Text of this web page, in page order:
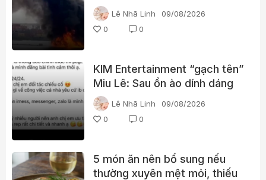
phụ nữ tử vong
Lê Nhã Linh
09/08/2026
0
0
KIM Entertainment “gạch tên”
Miu Lê: Sau ồn ào dính dáng
ma túy, vị trí của nữ ca sĩ
thay đổi thế nào?
Lê Nhã Linh
09/08/2026
0
0
5 món ăn nên bổ sung nếu
thường xuyên mệt mỏi, thiếu